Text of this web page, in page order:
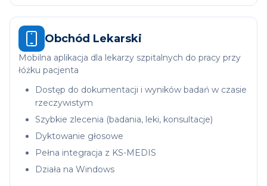
Obchód Lekarski
Mobilna aplikacja dla lekarzy szpitalnych do pracy przy
łóżku pacjenta
Dostęp do dokumentacji i wyników badań w czasie
rzeczywistym
Szybkie zlecenia (badania, leki, konsultacje)
Dyktowanie głosowe
Pełna integracja z KS-MEDIS
Działa na Windows